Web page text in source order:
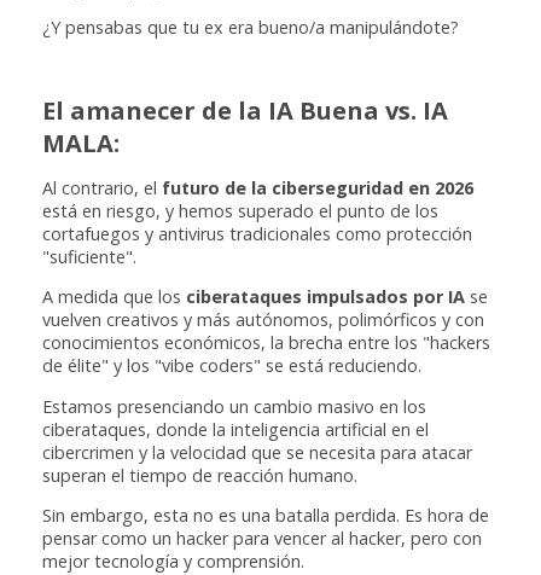
¿Y pensabas que tu ex era bueno/a manipulándote?
El amanecer de la IA Buena vs. IA
MALA:
Al contrario, el futuro de la ciberseguridad en 2026
está en riesgo, y hemos superado el punto de los
cortafuegos y antivirus tradicionales como protección
"suficiente".
A medida que los ciberataques impulsados por IA se
vuelven creativos y más autónomos, polimórficos y con
conocimientos económicos, la brecha entre los "hackers
de élite" y los "vibe coders" se está reduciendo.
Estamos presenciando un cambio masivo en los
ciberataques, donde la inteligencia artificial en el
cibercrimen y la velocidad que se necesita para atacar
superan el tiempo de reacción humano.
Sin embargo, esta no es una batalla perdida. Es hora de
pensar como un hacker para vencer al hacker, pero con
mejor tecnología y comprensión.